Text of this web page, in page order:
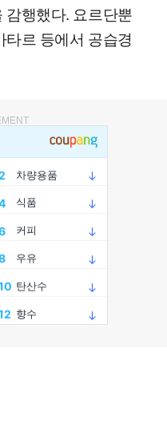
감행했다. 요르단뿐
타르 등에서 공습경